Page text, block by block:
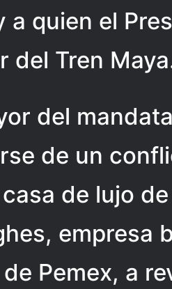
a quien el
del Tren
del
de un
de lujo
empresa
Pemex, a